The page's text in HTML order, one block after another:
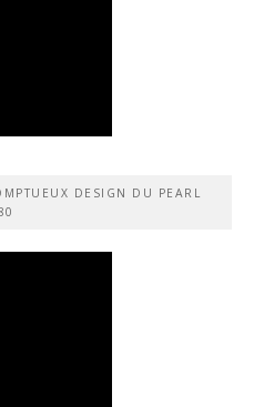
DESIGN DU PEARL